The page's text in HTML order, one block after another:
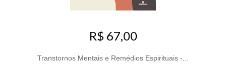
R$ 67,00
Transtornos Mentais e Remédios Espirituais -...